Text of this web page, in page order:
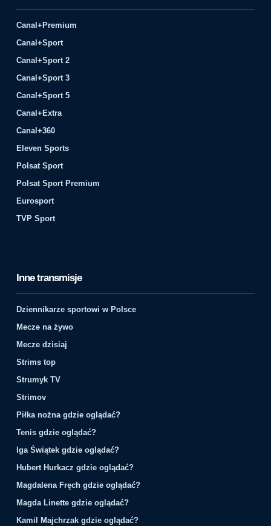
Canal+Premium
Canal+Sport
Canal+Sport 2
Canal+Sport 3
Canal+Sport 5
Canal+Extra
Canal+360
Eleven Sports
Polsat Sport
Polsat Sport Premium
Eurosport
TVP Sport
Inne transmisje
Dziennikarze sportowi w Polsce
Mecze na żywo
Mecze dzisiaj
Strims top
Strumyk TV
Strimov
Piłka nożna gdzie oglądać?
Tenis gdzie oglądać?
Iga Świątek gdzie oglądać?
Hubert Hurkacz gdzie oglądać?
Magdalena Fręch gdzie oglądać?
Magda Linette gdzie oglądać?
Kamil Majchrzak gdzie oglądać?